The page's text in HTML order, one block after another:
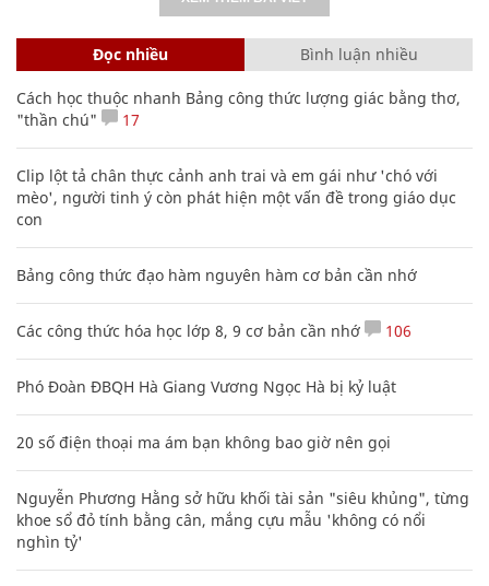
Đọc nhiều Bình luận nhiều
Cách học thuộc nhanh Bảng công thức lượng giác bằng thơ,
"thần chú"
17
Clip lột tả chân thực cảnh anh trai và em gái như 'chó với
mèo', người tinh ý còn phát hiện một vấn đề trong giáo dục
con
Bảng công thức đạo hàm nguyên hàm cơ bản cần nhớ
Các công thức hóa học lớp 8, 9 cơ bản cần nhớ 106
Phó Đoàn ĐBQH Hà Giang Vương Ngọc Hà bị kỷ luật
20 số điện thoại ma ám bạn không bao giờ nên gọi
Nguyễn Phương Hằng sở hữu khối tài sản "siêu khủng", từng
khoe sổ đỏ tính bằng cân, mắng cựu mẫu 'không có nổi
nghìn tỷ'